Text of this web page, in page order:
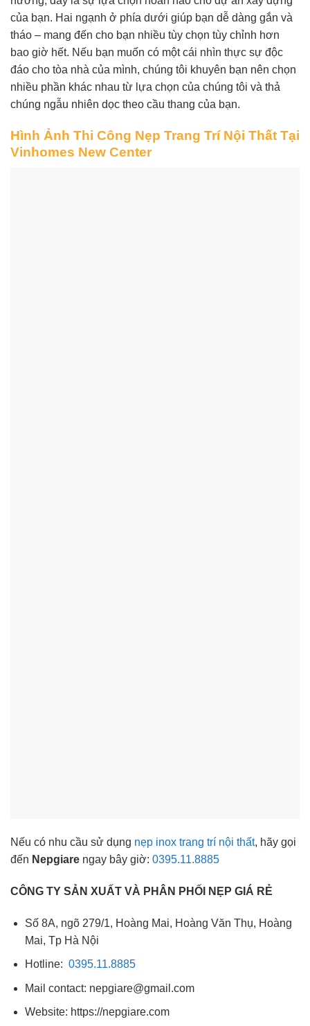
của bạn. Hai ngạnh ở phía dưới giúp bạn dễ dàng gắn và
tháo – mang đến cho bạn nhiều tùy chọn tùy chỉnh hơn
bao giờ hết. Nếu bạn muốn có một cái nhìn thực sự độc
đáo cho tòa nhà của mình, chúng tôi khuyên bạn nên chọn
nhiều phần khác nhau từ lựa chọn của chúng tôi và thả
chúng ngẫu nhiên dọc theo cầu thang của bạn.
Hình Ảnh Thi Công Nẹp Trang Trí Nội Thất Tại
Vinhomes New Center
Nếu có nhu cầu sử dụng nẹp inox trang trí nội thất, hãy gọi
đến Nepgiare ngay bây giờ: 0395.11.8885
CÔNG TY SẢN XUẤT VÀ PHÂN PHỐI NẸP GIÁ RẺ
Số 8A, ngõ 279/1, Hoàng Mai, Hoàng Văn Thụ, Hoàng
Mai, Tp Hà Nội
Hotline: 0395.11.8885
Mail contact: nepgiare@gmail.com
Website: https://nepgiare.com